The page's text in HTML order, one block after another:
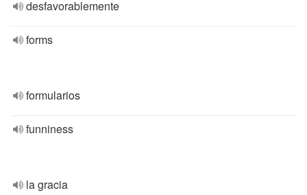
desfavorablemente
forms
formularios
funniness
la gracia